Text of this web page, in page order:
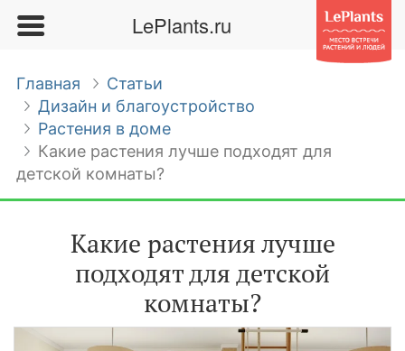
LePlants.ru
Главная
Статьи
Дизайн и благоустройство
Растения в доме
Какие растения лучше подходят для
детской комнаты?
Какие растения лучше
подходят для детской
комнаты?